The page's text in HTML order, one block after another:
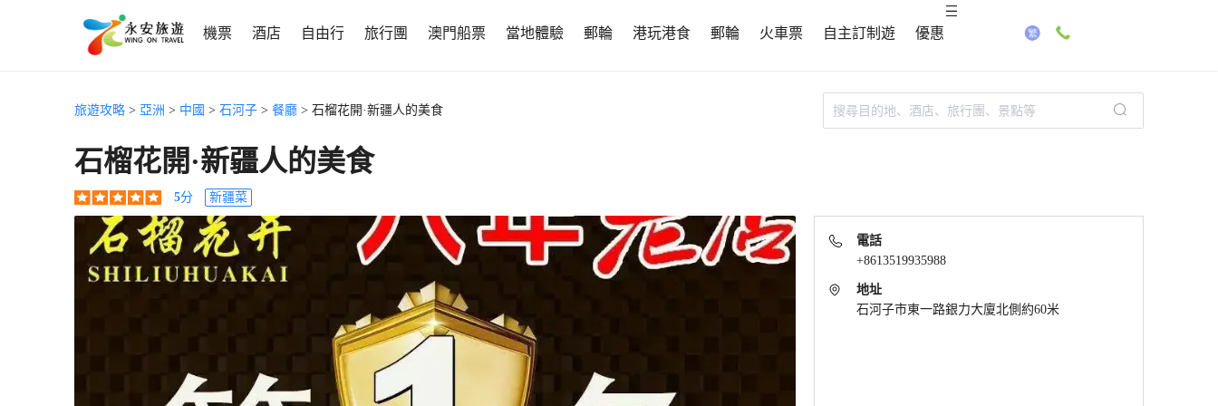
機票 酒店 自由行 旅行團 澳門船票 當地體驗 郵輪 港玩港食 郵輪 火車票 自主訂制遊 優惠
旅遊攻略 > 亞洲 > 中國 > 石河子 > 餐廳 > 石榴花開·新疆人的美食
石榴花開·新疆人的美食
5分 新疆菜
電話
+8613519935988
地址
石河子市東一路銀力大廈北側約60米